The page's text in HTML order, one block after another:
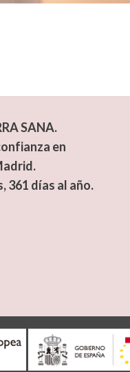
SANA.
en
361 días al año.